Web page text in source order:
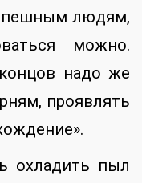
людям,
можно.
надо же
проявлять
охладить пыл